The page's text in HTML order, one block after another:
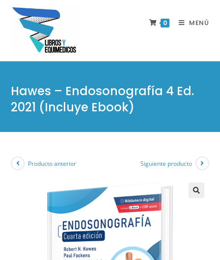
0 MENÚ
Hawes – Endosonografía 4 Ed.
2021 (Incluye Ebook)
Producto anterior Siguiente producto